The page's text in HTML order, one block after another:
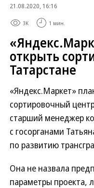
21.08.2020, 16:16
3K 1 мин.
открыть
Татарстане
«Яндекс.Маркет»
сортировочный
старший менеджер
с госорганами
по развитию
Она не назвала
параметры проекта,